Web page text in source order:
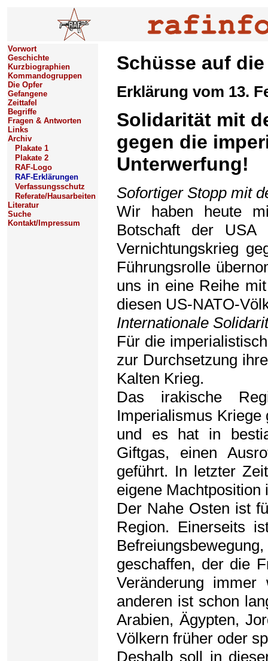
Vorwort
Geschichte
Kurzbiographien
Kommandogruppen
Die Opfer
Gefangene
Zeittafel
Begriffe
Fragen & Antworten
Links
Archiv
Plakate 1
Plakate 2
RAF-Logo
RAF-Erklärungen
Verfassungsschutz
Referate/Hausarbeiten
Literatur
Suche
Kontakt/Impressum
Schüsse auf
Erklärung vom 13.
Solidarität mit
gegen die
Unterwerfung!
Sofortiger Stopp mit
Wir haben heute
Botschaft der
Vernichtungskrieg
Führungsrolle
uns in eine Reihe
diesen US-NATO-
Internationale
Für die
zur Durchsetzung
Kalten Krieg.
Das irakische
Imperialismus Kriege
und es hat in
Giftgas, einen
geführt. In letzter
eigene Machtposition
Der Nahe Osten ist
Region. Einerseits
geschaffen, der die
Veränderung
anderen ist schon
Arabien, Ägypten,
Völkern früher oder
Deshalb soll in